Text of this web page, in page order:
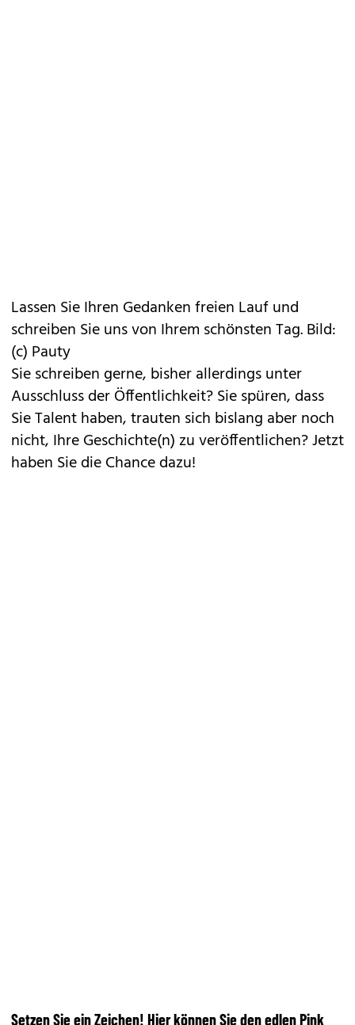
Lassen Sie Ihren Gedanken freien Lauf und
schreiben Sie uns von Ihrem schönsten Tag. Bild:
(c) Pauty
Sie schreiben gerne, bisher allerdings unter
Ausschluss der Öffentlichkeit? Sie spüren, dass
Sie Talent haben, trauten sich bislang aber noch
nicht, Ihre Geschichte(n) zu veröffentlichen? Jetzt
haben Sie die Chance dazu!
Setzen Sie ein Zeichen! Hier können Sie den edlen Pink